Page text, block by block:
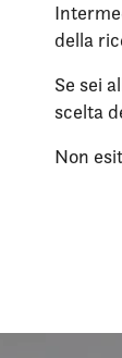
della
Se sei
scelta
Non